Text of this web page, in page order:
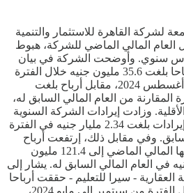
لشركة القاهرة للاستثمار والتنمية
العام المالي الماضي للشركة، هبوط
71% على أساس سنوي. وأوضحت الشركة في بيان
لبورصة مصر أنها حققت أرباحا بلغت 35.6 مليون جنيه خلال الفترة
من سبتمبر 2023 حتى نهاية أغسطس 2024، مقابل أرباح بلغت
المقارنة من العام المالي السابق له،
وزادت إيرادات الشركة السنوية
إلى 3.25 مليار جنيه، مقابل إيرادات بلغت 2.34 مليار جنيه في الفترة
وفي مقابل ذلك، إرتفعت أرباح
الشركة المستقلة خلال عامها المالي الماضي إلى 121.4 مليون
87.11 مليون جنيه في العام المالي السابق له. يشار إلى
العقارية - سيرا للتعليم - حققت أرباحا
بلغت 424.5 مليون جنيه خلال الفترة من سبتمبر إلى مايو 2024،